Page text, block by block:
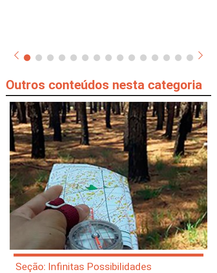
Outros conteúdos nesta categoria
Seção: Infinitas Possibilidades